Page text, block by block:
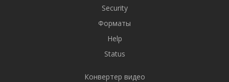
Security
Форматы
Help
Status
Конвертер видео